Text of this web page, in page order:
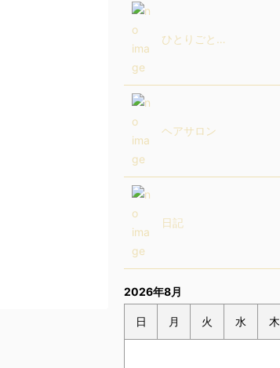
ひとりごと…
ヘアサロン
日記
2026年8月
日 月 火 水 木